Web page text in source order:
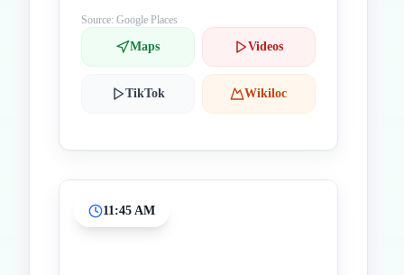
Source: Google Places
Maps Videos
TikTok Wikiloc
11:45 AM